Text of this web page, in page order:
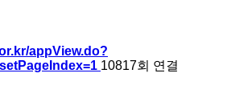
appView.do?
10817회 연결